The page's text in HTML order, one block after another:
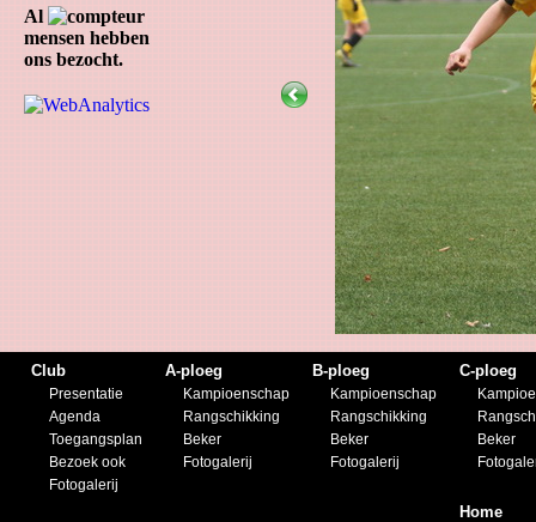
Al
mensen hebben
ons bezocht.
Club
Presentatie
Agenda
Toegangsplan
Bezoek ook
Fotogalerij
A-ploeg
Kampioenschap
Rangschikking
Beker
Fotogalerij
B-ploeg
Kampioenschap
Rangschikking
Beker
Fotogalerij
C-ploeg
Beker
Home